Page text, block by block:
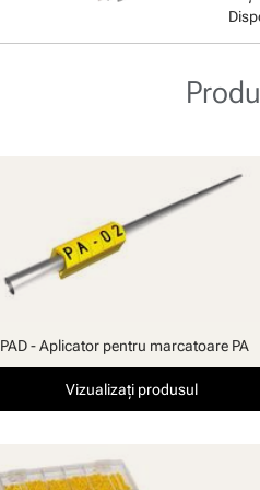
PAD - Aplicator pentru marcatoare PA
Vizualizați produsul